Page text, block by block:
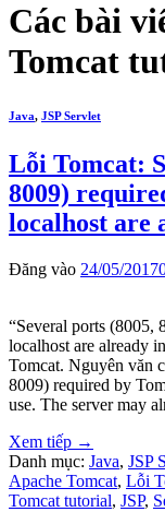
Các bài
Tomcat
Java, JSP Servlet
Lỗi Tomcat:
8009)
localhost are
Đăng vào 24/05/2017
“Several ports (8005,
localhost are already
Tomcat. Nguyên văn
8009) required by
use. The server may
Xem tiếp →
Danh mục: Java, JSP
Apache Tomcat, Lỗi
Tomcat tutorial, JSP,